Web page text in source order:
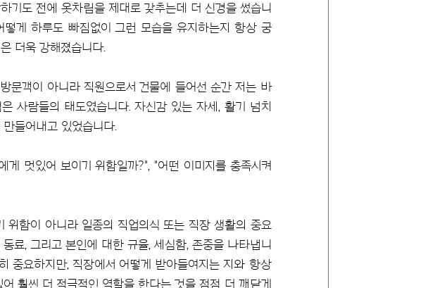
기도 전에 옷차림을 제대로 갖추는데 더 신경을 썼습니
게 하루도 빠짐없이 그런 모습을 유지하는지 항상 궁
더욱 강해졌습니다.
문객이 아니라 직원으로서 건물에 들어선 순간 저는 바
사람들의 태도였습니다. 자신감 있는 자세, 활기 넘치
들어내고 있었습니다.
멋있어 보이기 위함일까?", "어떤 이미지를 충족시켜
위함이 아니라 일종의 직업의식 또는 직장 생활의 중요
료, 그리고 본인에 대한 규율, 세심함, 존중을 나타냅니
중요하지만, 직장에서 어떻게 받아들여지는 지와 항상
훨씬 더 적극적인 역할을 한다는 것을 점점 더 깨닫게